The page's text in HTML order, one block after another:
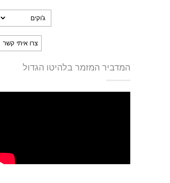
המדביר המזמר בלהיטו הגדול